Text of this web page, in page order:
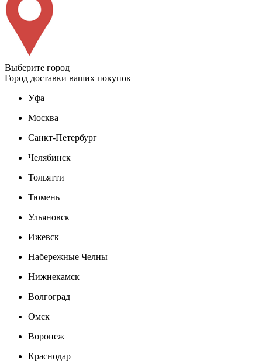
Выберите город
Город доставки ваших покупок
Уфа
Москва
Санкт-Петербург
Челябинск
Тольятти
Тюмень
Ульяновск
Ижевск
Набережные Челны
Нижнекамск
Волгоград
Омск
Воронеж
Краснодар